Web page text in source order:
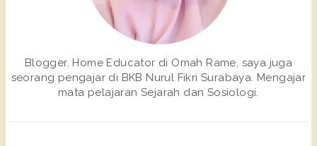
Blogger. Home Educator di Omah Rame, saya juga
seorang pengajar di BKB Nurul Fikri Surabaya. Mengajar
mata pelajaran Sejarah dan Sosiologi.